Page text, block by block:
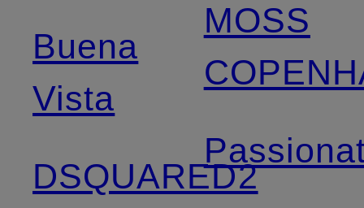
Buena
Vista
DSQUARED2
MOSS